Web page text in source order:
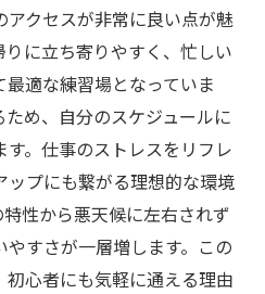
クセスが非常に良い点が魅
に立ち寄りやすく、忙しい
適な練習場となっていま
め、自分のスケジュールに
。仕事のストレスをリフレ
ップにも繋がる理想的な環境
性から悪天候に左右されず
すさが一層増します。この
心者にも気軽に通える理由